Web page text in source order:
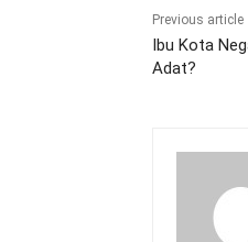
Previous article
Ibu Kota
Adat?